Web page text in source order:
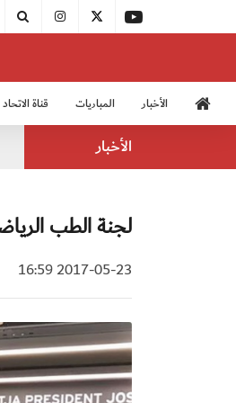
|
الأخبار المباريات قناة الاتحاد
الأخبار
لجنة الطب
2017-05-23 16:59